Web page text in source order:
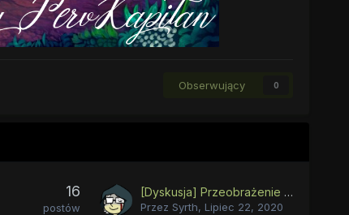
Obserwujący 0
16
postów
[Dyskusja] Przeobrażenie Chrysalis
Przez Syrth, Lipiec 22, 2020